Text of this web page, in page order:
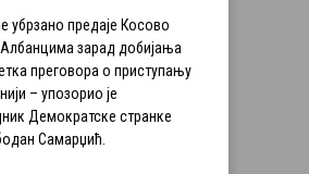
убрзано предаје Косово
зарад добијања
преговора о приступању
– упозорио је
Демократске странке
Самарџић.